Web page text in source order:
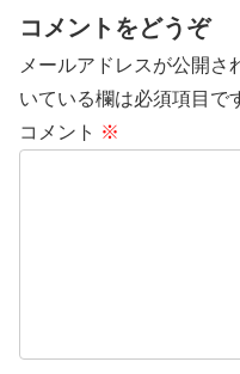
コメントをどうぞ
メールアドレスが公開さ
いている欄は必須項目で
コメント ※